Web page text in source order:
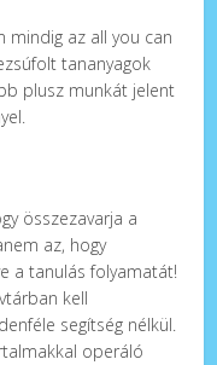
mindig az all you can
tananyagok
plusz munkát jelent
összezavarja a
az, hogy
a tanulás folyamatát!
kell
segítség nélkül.
operáló